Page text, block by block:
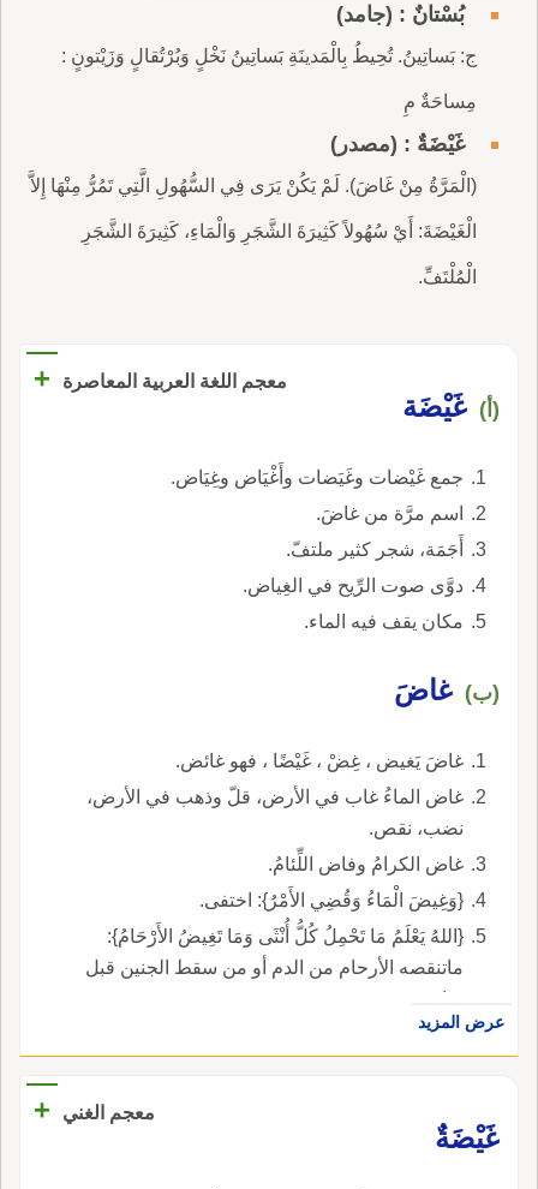
بُسْتانٌ : (جامد)
ج: بَساتِينُ. تُحِيطُ بِالْمَدينَةِ بَساتِينُ نَخْلٍ وَبُرْتُقالٍ وَزَيْتونٍ :
مِساحَةٌ مِ
غَيْضَةٌ : (مصدر)
(الْمَرَّةُ مِنْ غَاضَ). لَمْ يَكُنْ يَرَى فِي السُّهُولِ الَّتِي تَمُرُّ مِنْهَا إِلاَّ
الْغَيْضَةَ: أَيْ سُهُولاً كَثِيرَةَ الشَّجَرِ وَالْمَاءِ، كَثِيرَةَ الشَّجَرِ
الْمُلْتَفِّ.
معجم اللغة العربية المعاصرة +
(أ) غَيْضَة
جمع غَيْضات وغَيَضات وأَغْيَاض وغِيَاض.
اسم مرَّة من غاضَ.
أَجَمَة، شجر كثير ملتفّ.
دوَّى صوت الرِّيح في الغِياض.
مكان يقف فيه الماء.
(ب) غاضَ
غاضَ يَغيض ، غِضْ ، غَيْضًا ، فهو غائض.
غاض الماءُ غاب في الأرض، قلّ وذهب في الأرض،
نضب، نقص.
غاض الكرامُ وفاض اللِّئامُ.
{وَغِيضَ الْمَاءُ وَقُضِي الأَمْرُ}: اختفى.
{اللهُ يَعْلَمُ مَا تَحْمِلُ كُلُّ أُنْثَى وَمَا تَغِيضُ الأَرْحَامُ}:
ماتنقصه الأرحام من الدم أو من سقط الجنين قبل
تمامه.
عرض المزيد
معجم الغني
+
غَيْضَةٌ